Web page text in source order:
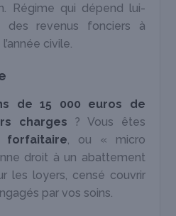
Régime qui dépend lui-
des revenus fonciers à
civile.
de 15 000 euros de
charges ? Vous êtes
forfaitaire , ou « micro
droit à un abattement
les loyers, censé couvrir
par vos soins.